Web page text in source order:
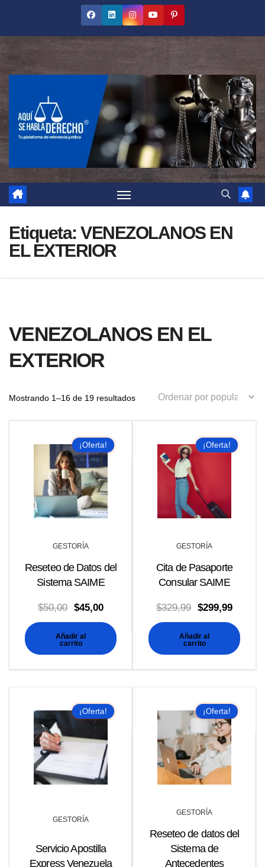
contenido
Etiqueta: VENEZOLANOS EN
EL EXTERIOR
VENEZOLANOS EN EL
EXTERIOR
Mostrando 1–16 de 19 resultadosOrdenado
popularidad
¡Oferta!
GESTORÍA
Reseteo de Datos del
Sistema SAIME
$50,00 El
precio
original
$45,00El
precio
actual
Añadir al
carrito
¡Oferta!
GESTORÍA
Cita de Pasaporte
Consular SAIME
$329,99 El
precio
original
$299,99El
precio
actual
Añadir al
carrito
¡Oferta!
GESTORÍA
Servicio Apostilla
Express Venezuela
¡Oferta!
GESTORÍA
Reseteo de datos del
Sistema de
Antecedentes